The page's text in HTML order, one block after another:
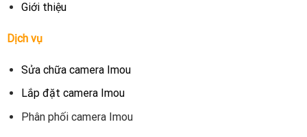
Giới thiệu
Dịch vụ
Sửa chữa camera Imou
Lắp đặt camera Imou
Phân phối camera Imou